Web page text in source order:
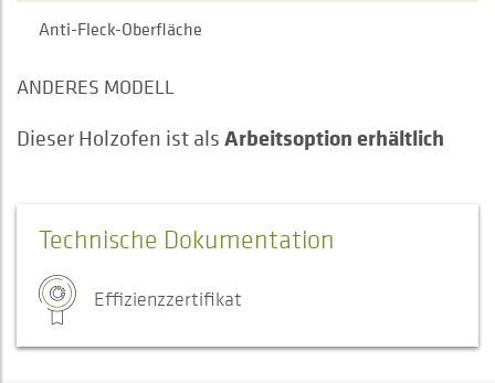
Anti-Fleck-Oberfläche
ANDERES MODELL
Dieser Holzofen ist als Arbeitsoption erhältlich
Technische Dokumentation
Effizienzzertifikat